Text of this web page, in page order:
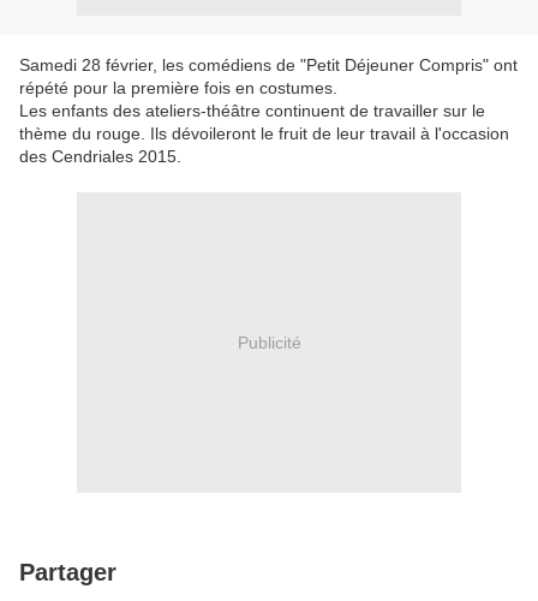
Samedi 28 février, les comédiens de "Petit Déjeuner Compris" ont
répété pour la première fois en costumes.
Les enfants des ateliers-théâtre continuent de travailler sur le
thème du rouge. Ils dévoileront le fruit de leur travail à l'occasion
des Cendriales 2015.
Publicité
Partager